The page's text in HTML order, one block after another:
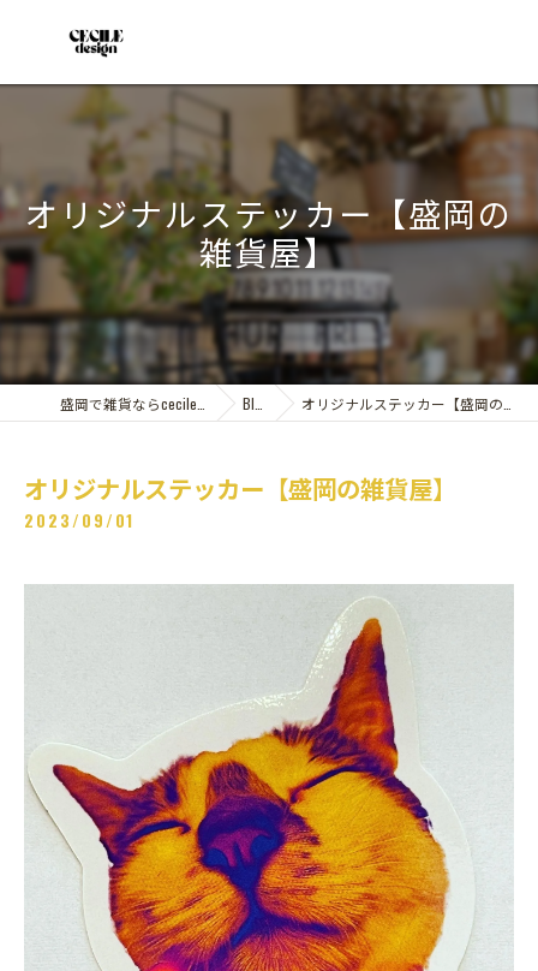
オリジナルステッカー【盛岡の
雑貨屋】
Blog オリジナルステッカー【盛岡の雑貨屋】
オリジナルステッカー【盛岡の雑貨屋】
2023/09/01